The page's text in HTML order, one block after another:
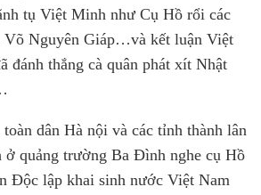
tụ Việt Minh như Cụ Hồ rổi các
Võ Nguyên Giáp…và kết luận Việt
đánh thắng cà quân phát xít Nhật
toàn dân Hà nội và các tỉnh thành lân
quảng trường Ba Đình nghe cụ Hồ
Độc lập khai sinh nước Việt Nam